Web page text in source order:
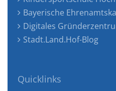
Bayerische
Digitales
Stadt.Land.Hof-Blog
Quicklinks